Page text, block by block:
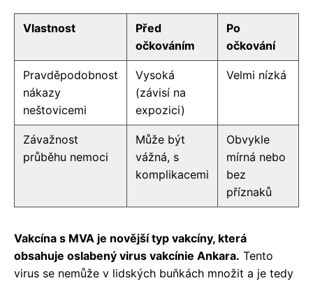
Vlastnost
Před
očkováním
Po
očkování
Pravděpodobnost
nákazy
neštovicemi
Vysoká
(závisí na
expozici)
Velmi nízká
Závažnost
průběhu nemoci
Může být
vážná, s
komplikacemi
Obvykle
mírná nebo
bez
příznaků
Vakcína s MVA je novější typ vakcíny, která
obsahuje oslabený virus vakcínie Ankara. Tento
virus se nemůže v lidských buňkách množit a je tedy